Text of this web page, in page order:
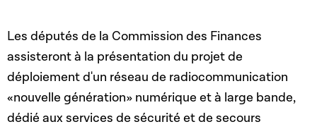
Les députés de la Commission des Finances
assisteront à la présentation du projet de
déploiement d'un réseau de radiocommunication
«nouvelle génération» numérique et à large bande,
dédié aux services de sécurité et de secours